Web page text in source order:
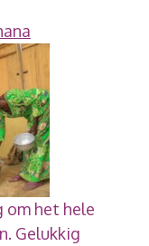
om het hele
Gelukkig